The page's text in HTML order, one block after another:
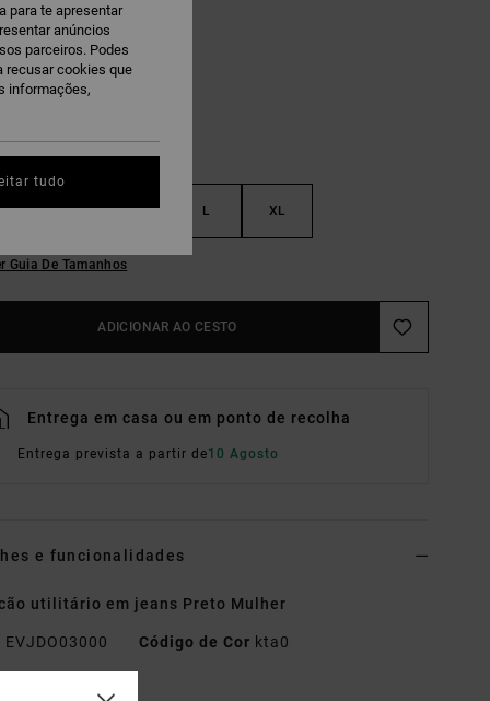
Black
S M L XL
Guia De Tamanhos
ADICIONAR AO CESTO
Entrega em casa ou em ponto de recolha
Entrega prevista a partir de10 Agosto
e funcionalidades
utilitário em jeans Preto Mulher
EVJDO03000 Código de Cor kta0
para te apresentar
anúncios
parceiros. Podes
recusar cookies que
informações,
tudo